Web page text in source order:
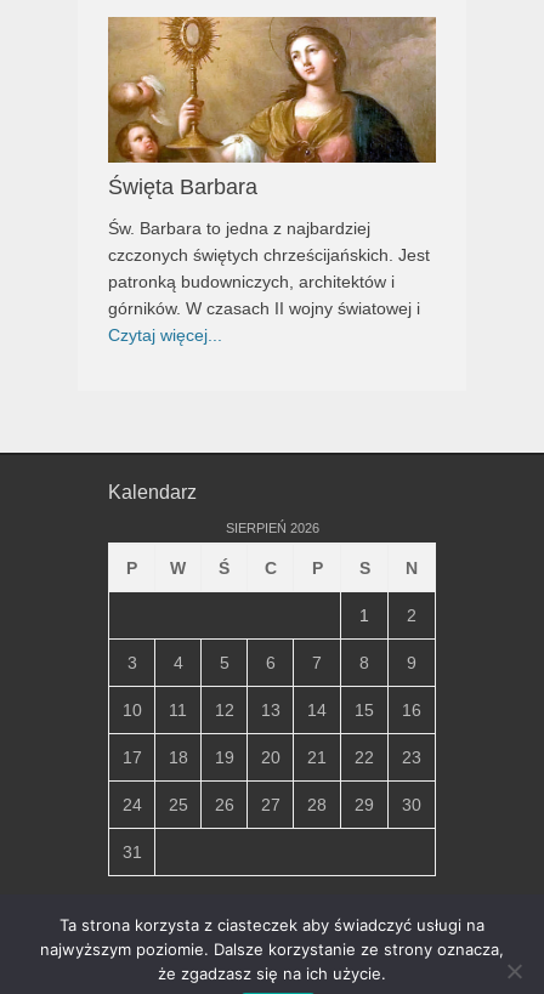
Święta Barbara
Św. Barbara to jedna z najbardziej
czczonych świętych chrześcijańskich. Jest
patronką budowniczych, architektów i
górników. W czasach II wojny światowej i
Czytaj więcej...
Kalendarz
SIERPIEŃ 2026
P W Ś C P S N
1 2
3 4 5 6 7 8 9
10 11 12 13 14 15 16
17 18 19 20 21 22 23
24 25 26 27 28 29 30
31
« lip
Copyright © 2026Parafia Miłosierdzia Bożego w Chłapowie
Ta strona korzysta z ciasteczek aby świadczyć usługi na
najwyższym poziomie. Dalsze korzystanie ze strony oznacza,
że zgadzasz się na ich użycie.